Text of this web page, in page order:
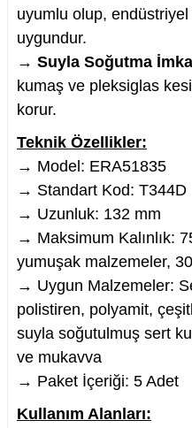
ve Lehim Teli
uyumlu olup, endüstriyel
uygundur.
→ Suyla Soğutma
kumaş ve pleksiglas
korur.
Teknik Özellikler:
→ Model: ERA51835
→ Standart Kod: T344D
→ Uzunluk: 132 mm
→ Maksimum Kalınlık:
yumuşak malzemeler,
→ Uygun Malzemeler:
polistiren, polyamit,
suyla soğutulmuş sert
ve mukavva
→ Paket İçeriği: 5 Adet
Kullanım Alanları: